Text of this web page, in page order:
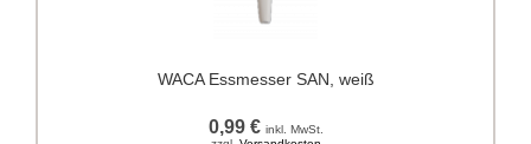
WACA Essmesser SAN, weiß
0,99 € inkl. MwSt.